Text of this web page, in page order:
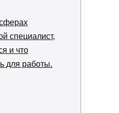
специалист,
и что
для работы.